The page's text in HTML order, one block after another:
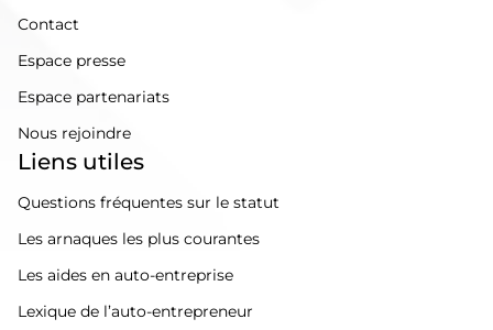
Contact
Espace presse
Espace partenariats
Nous rejoindre
Liens utiles
Questions fréquentes sur le statut
Les arnaques les plus courantes
Les aides en auto-entreprise
Lexique de l’auto-entrepreneur